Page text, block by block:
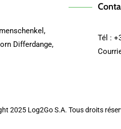
Differdange,
Tél :
2025 Log2Go S.A. Tous droits